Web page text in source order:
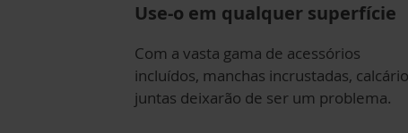
Use-o em qualquer superfície
Com a vasta gama de acessórios
incluídos, manchas incrustadas,
juntas deixarão de ser um problema.